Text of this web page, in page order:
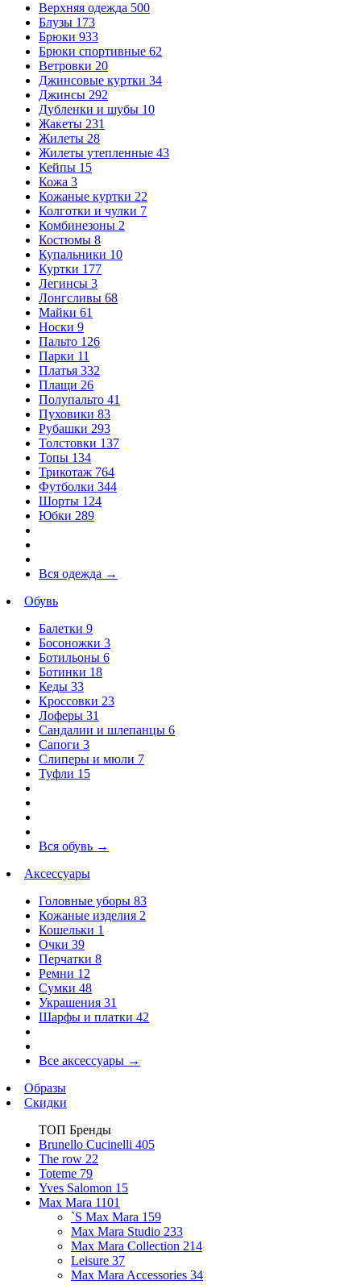
Верхняя одежда 500
Блузы 173
Брюки 933
Брюки спортивные 62
Ветровки 20
Джинсовые куртки 34
Джинсы 292
Дубленки и шубы 10
Жакеты 231
Жилеты 28
Жилеты утепленные 43
Кейпы 15
Кожа 3
Кожаные куртки 22
Колготки и чулки 7
Комбинезоны 2
Костюмы 8
Купальники 10
Куртки 177
Легинсы 3
Лонгсливы 68
Майки 61
Носки 9
Пальто 126
Парки 11
Платья 332
Плащи 26
Полупальто 41
Пуховики 83
Рубашки 293
Толстовки 137
Топы 134
Трикотаж 764
Футболки 344
Шорты 124
Юбки 289
Вся одежда →
Обувь
Балетки 9
Босоножки 3
Ботильоны 6
Ботинки 18
Кеды 33
Кроссовки 23
Лоферы 31
Сандалии и шлепанцы 6
Сапоги 3
Слиперы и мюли 7
Туфли 15
Вся обувь →
Аксессуары
Головные уборы 83
Кожаные изделия 2
Кошельки 1
Очки 39
Перчатки 8
Ремни 12
Сумки 48
Украшения 31
Шарфы и платки 42
Все аксессуары →
Образы
Скидки
ТОП Бренды
Brunello Cucinelli 405
The row 22
Toteme 79
Yves Salomon 15
Max Mara 1101
`S Max Mara 159
Max Mara Studio 233
Max Mara Collection 214
Leisure 37
Max Mara Accessories 34